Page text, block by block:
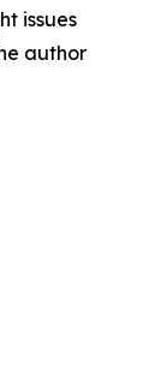
issues
author